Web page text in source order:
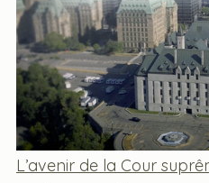
L’avenir de la Cour